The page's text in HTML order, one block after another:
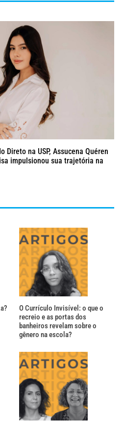
Direto na USP, Assucena Quéren
impulsionou sua trajetória na
O Currículo Invisível: o que o
recreio e as portas dos
banheiros revelam sobre o
gênero na escola?